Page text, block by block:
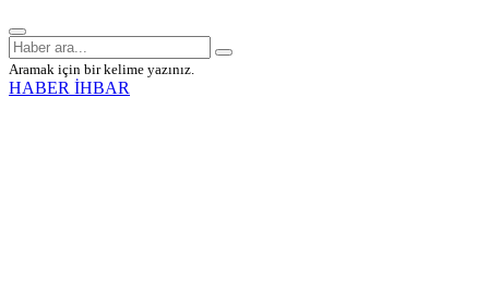
Aramak için bir kelime yazınız.
HABER İHBAR